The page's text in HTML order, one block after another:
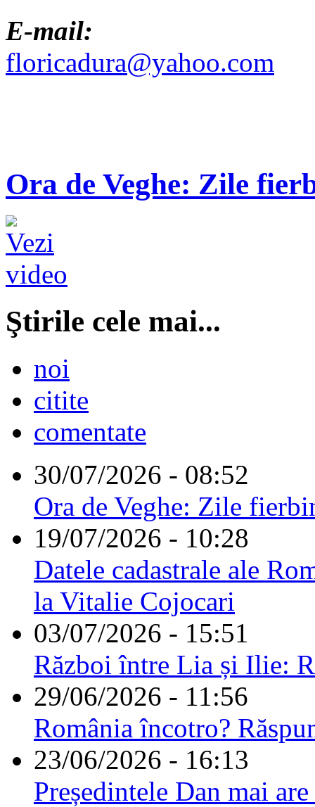
E-mail:
floricadura@yahoo.com
Ora de Veghe: Zile
Ştirile cele mai...
noi
citite
comentate
30/07/2026 - 08:52
Ora de Veghe: Zile
19/07/2026 - 10:28
Datele cadastrale ale
la Vitalie Cojocari
03/07/2026 - 15:51
Război între Lia și Ilie:
29/06/2026 - 11:56
România încotro?
23/06/2026 - 16:13
Președintele Dan mai